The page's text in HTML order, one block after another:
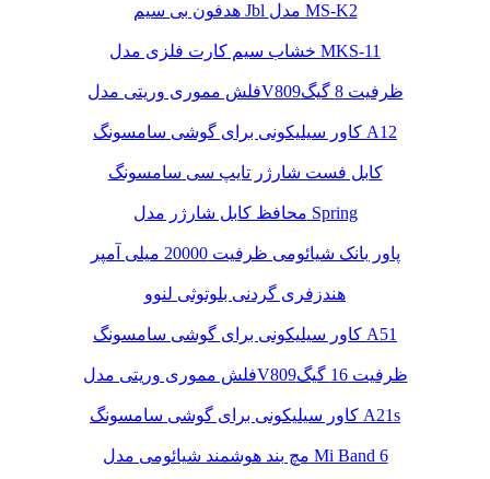
هدفون بی سیم Jbl مدل MS-K2
خشاب سیم کارت فلزی مدل MKS-11
فلش مموری وریتی مدلV809ظرفیت 8 گیگ
کاور سیلیکونی برای گوشی سامسونگ A12
کابل فست شارژر تایپ سی سامسونگ
محافظ کابل شارژر مدل Spring
پاور بانک شیائومی ظرفیت 20000 میلی آمپر
هندزفری گردنی بلوتوثی لنوو
کاور سیلیکونی برای گوشی سامسونگ A51
فلش مموری وریتی مدلV809ظرفیت 16 گیگ
کاور سیلیکونی برای گوشی سامسونگ A21s
مچ بند هوشمند شیائومی مدل Mi Band 6